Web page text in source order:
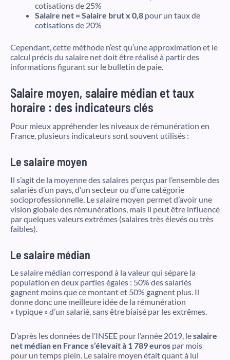
cotisations de 25%
Salaire net = Salaire brut x 0,8 pour un taux de
cotisations de 20%
Cependant, cette méthode n’est qu’une approximation et le
calcul précis du salaire net doit être réalisé à partir des
informations figurant sur le bulletin de paie.
Salaire moyen, salaire médian et taux
horaire : des indicateurs clés
Pour mieux appréhender les niveaux de rémunération en
France, plusieurs indicateurs sont souvent utilisés :
Le salaire moyen
Il s’agit de la moyenne des salaires perçus par l’ensemble des
salariés d’un pays, d’un secteur ou d’une catégorie
socioprofessionnelle. Le salaire moyen permet d’avoir une
vision globale des rémunérations, mais il peut être influencé
par quelques valeurs extrêmes (salaires très élevés ou très
faibles).
Le salaire médian
Le salaire médian correspond à la valeur qui sépare la
population en deux parties égales : 50% des salariés
gagnent moins que ce montant et 50% gagnent plus. Il
donne donc une meilleure idée de la rémunération
« typique » d’un salarié, sans être biaisé par les extrêmes.
D’après les données de l’INSEE pour l’année 2019, lesalaire
net médian en France s’élevait à 1 789 euros par mois
pour un temps plein. Le salaire moyen était quant à lui